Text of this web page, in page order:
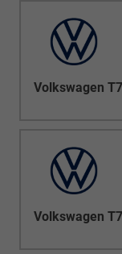
Volkswagen
Volkswagen